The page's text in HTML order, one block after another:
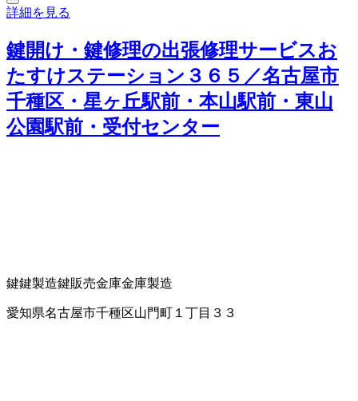
詳細を見る
鍵開け・鍵修理の出張修理サービスお
たすけステーション３６５／名古屋市
千種区・星ヶ丘駅前・本山駅前・東山
公園駅前・受付センター
鍵鍵製造鍵販売金庫金庫製造
愛知県名古屋市千種区山門町１丁目３３